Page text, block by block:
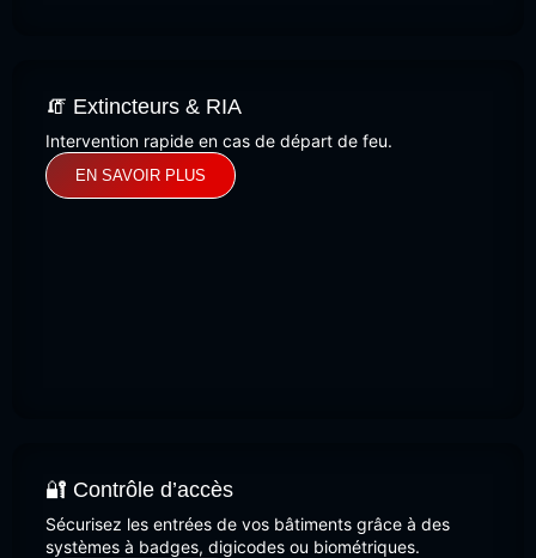
🧯 Extincteurs & RIA
Intervention rapide en cas de départ de feu.
EN SAVOIR PLUS
🔐 Contrôle d’accès
Sécurisez les entrées de vos bâtiments grâce à des
systèmes à badges, digicodes ou biométriques.